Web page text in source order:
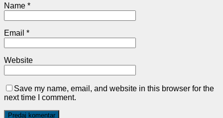
Name *
Email *
Website
Save my name, email, and website in this browser for the
next time I comment.